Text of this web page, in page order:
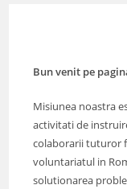
Bun venit pe
Misiunea noastra
activitati de
colaborarii tuturor
voluntariatul in
solutionarea